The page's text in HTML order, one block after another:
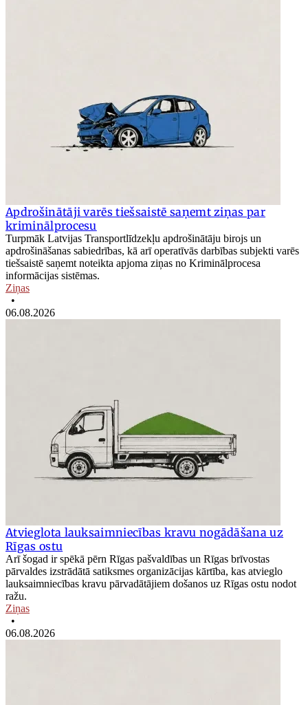
Apdrošinātāji varēs tiešsaistē saņemt ziņas par
kriminālprocesu
Turpmāk Latvijas Transportlīdzekļu apdrošinātāju birojs un
apdrošināšanas sabiedrības, kā arī operatīvās darbības subjekti varēs
tiešsaistē saņemt noteikta apjoma ziņas no Kriminālprocesa
informācijas sistēmas.
Ziņas
•
06.08.2026
Atvieglota lauksaimniecības kravu nogādāšana uz
Rīgas ostu
Arī šogad ir spēkā pērn Rīgas pašvaldības un Rīgas brīvostas
pārvaldes izstrādātā satiksmes organizācijas kārtība, kas atvieglo
lauksaimniecības kravu pārvadātājiem došanos uz Rīgas ostu nodot
ražu.
Ziņas
•
06.08.2026